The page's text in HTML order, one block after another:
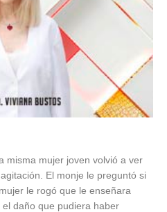
misma mujer joven volvió a ver
El monje le preguntó si
le rogó que le enseñara
daño que pudiera haber